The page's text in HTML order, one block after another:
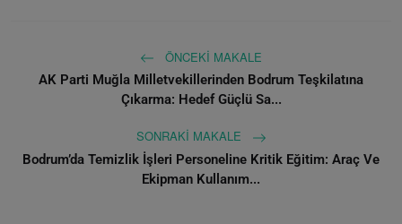
ÖNCEKI MAKALE
AK Parti Muğla Milletvekillerinden Bodrum Teşkilatına
Çıkarma: Hedef Güçlü Sa...
SONRAKI MAKALE
Bodrum’da Temizlik İşleri Personeline Kritik Eğitim: Araç Ve
Ekipman Kullanım...